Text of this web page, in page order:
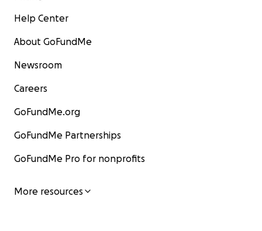
Help Center
About GoFundMe
Newsroom
Careers
GoFundMe.org
GoFundMe Partnerships
GoFundMe Pro for nonprofits
More resources